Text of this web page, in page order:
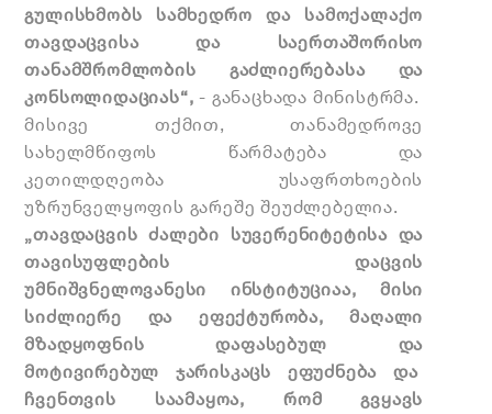
გულისხმობს სამხედრო და სამოქალაქო
თავდაცვისა და საერთაშორისო
თანამშრომლობის გაძლიერებასა და
კონსოლიდაციას“, - განაცხადა მინისტრმა.
მისივე თქმით, თანამედროვე
სახელმწიფოს წარმატება და
კეთილდღეობა უსაფრთხოების
უზრუნველყოფის გარეშე შეუძლებელია.
„თავდაცვის ძალები სუვერენიტეტისა და
თავისუფლების დაცვის
უმნიშვნელოვანესი ინსტიტუციაა, მისი
სიძლიერე და ეფექტურობა, მაღალი
მზადყოფნის დაფასებულ და
მოტივირებულ ჯარისკაცს ეფუძნება და
ჩვენთვის საამაყოა, რომ გვყავს